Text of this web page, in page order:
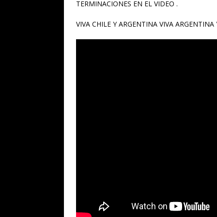
TERMINACIONES EN EL VIDEO .
VIVA CHILE Y ARGENTINA VIVA ARGENTINA